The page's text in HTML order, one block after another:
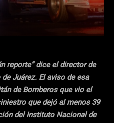
reporte” dice el director de
Juárez. El aviso de esa
de Bomberos que vio el
que dejó al menos 39
del Instituto Nacional de